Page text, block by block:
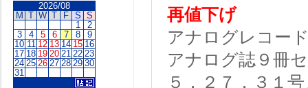
再値下げ
アナログレコー
アナログ誌９冊
５．２７．３１
2026/08
M T W T F S S
1
2
3
4 5 6 7 8
9
10 11 12 13 14 15 16
17 18 19 20 21 22 23
24 25 26 27 28 29 30
31